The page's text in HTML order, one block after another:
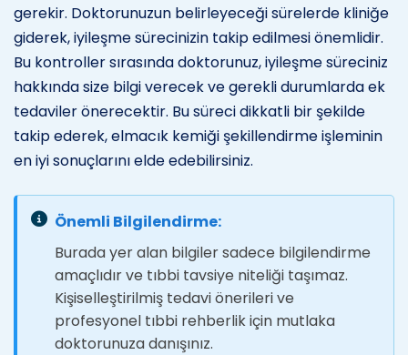
gerekir. Doktorunuzun belirleyeceği sürelerde kliniğe
giderek, iyileşme sürecinizin takip edilmesi önemlidir.
Bu kontroller sırasında doktorunuz, iyileşme süreciniz
hakkında size bilgi verecek ve gerekli durumlarda ek
tedaviler önerecektir. Bu süreci dikkatli bir şekilde
takip ederek, elmacık kemiği şekillendirme işleminin
en iyi sonuçlarını elde edebilirsiniz.
Önemli Bilgilendirme:
Burada yer alan bilgiler sadece bilgilendirme
amaçlıdır ve tıbbi tavsiye niteliği taşımaz.
Kişiselleştirilmiş tedavi önerileri ve
profesyonel tıbbi rehberlik için mutlaka
doktorunuza danışınız.